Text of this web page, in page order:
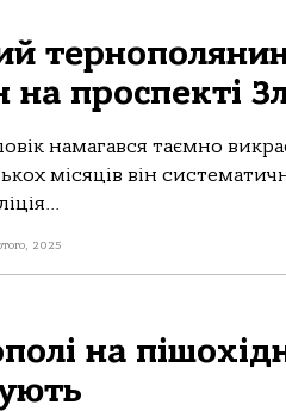
на проспекті
намагався таємно
місяців він
2025
на